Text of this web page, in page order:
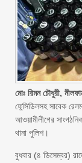
মোঃ রিমন চৌধুরী,
ফেন্সিডিলসহ সাবেক
আওয়ামীলীগের
থানা পুলিশ।
বুধবার (৪ ডিসেম্বর)